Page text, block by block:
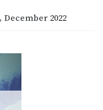
, December 2022